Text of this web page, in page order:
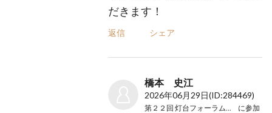
だきます！
返信 シェア
橋本 史江
2026年06月29日(ID:284469)
に参加